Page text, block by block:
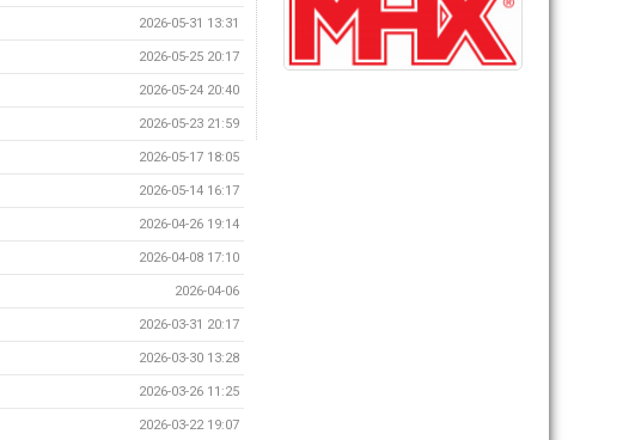
2026-05-31 13:31
2026-05-25 20:17
2026-05-24 20:40
2026-05-23 21:59
2026-05-17 18:05
2026-05-14 16:17
2026-04-26 19:14
2026-04-08 17:10
2026-04-06
2026-03-31 20:17
2026-03-30 13:28
2026-03-26 11:25
2026-03-22 19:07